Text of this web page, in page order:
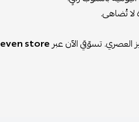
تُضاهى.
العصري. تسوّقي الآن عبرstore